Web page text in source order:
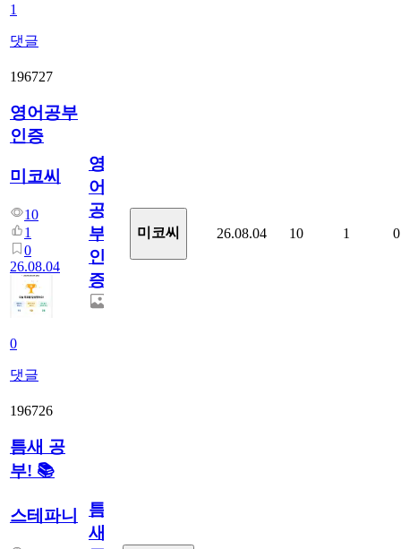
1
댓글
196727
영어공부
인증
미코씨
10
1
0
26.08.04
0
댓글
영
어
공
부
인
증
미코씨 26.08.04 10 1 0
196726
틈새 공
부! 📚
스테파니
틈
새